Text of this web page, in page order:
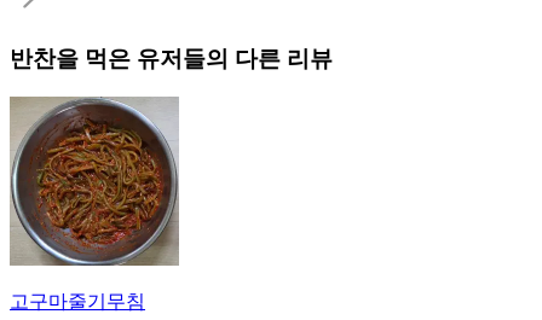
반찬을 먹은 유저들의 다른 리뷰
고구마줄기무침